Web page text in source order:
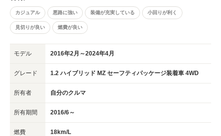
カジュアル 悪路に強い 装備が充実している 小回りが利く
見切りが良い 燃費が良い
モデル 2016年2月～2024年4月
グレード 1.2 ハイブリッド MZ セーフティパッケージ装着車 4WD
所有者 自分のクルマ
所有期間 2016/6～
燃費 18km/L